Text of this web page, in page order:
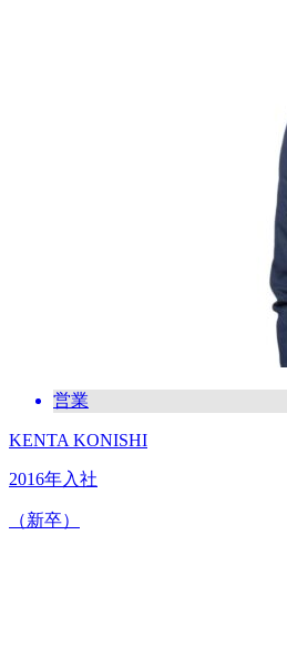
営業
KENTA KONISHI
2016年入社
（新卒）